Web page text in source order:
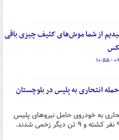
از شما موش‌های کثیف چیزی باقی
حمله انتحاری به پلیس در بلوچستان
به خودروی حامل نیروهای پلیس